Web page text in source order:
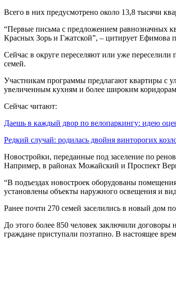
Всего в них предусмотрено около 13,8 тысячи
“Первые письма с предложением равнозначных
Красных Зорь и Гжатской”, – цитирует Ефимова
Сейчас в округе переселяют или уже переселили
семей.
Участникам программы предлагают квартиры с
увеличенным кухням и более широким
Сейчас читают:
Даешь в каждый двор по велопаркингу: идею
Редкий случай: родилась двойня винторогих
Новостройки, переданные под заселение по
Например, в районах Можайский и Проспект
“В подъездах новостроек оборудованы
установлены объекты наружного освещения и
Ранее почти 270 семей заселились в новый дом
До этого более 850 человек заключили
граждане приступали поэтапно. В настоящее